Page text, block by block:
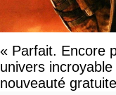
« Parfait. Encore
univers
nouveauté